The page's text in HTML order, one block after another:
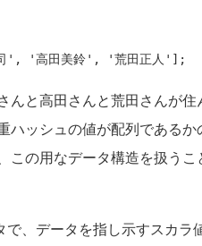
と高田さんと荒田さんが住
ッシュの値が配列であるか
この用なデータ構造を扱う
、データを指し示すスカラ